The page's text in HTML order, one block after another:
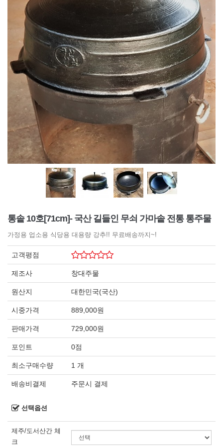
통솥 10호[71cm]- 국산 길들인 무쇠 가마솥 전통 통주물
가정용 업소용 식당용 대용량 강추!! 무료배송까지~!
고객평점
제조사 창대주물
원산지 대한민국(국산)
시중가격 889,000원
판매가격 729,000원
포인트 0점
최소구매수량 1 개
배송비결제 주문시 결제
선택옵션
제주/도서산간 체
크